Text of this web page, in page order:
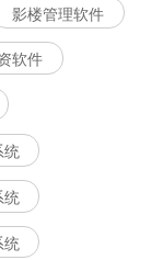
影楼管理软件
软件
统
统
统